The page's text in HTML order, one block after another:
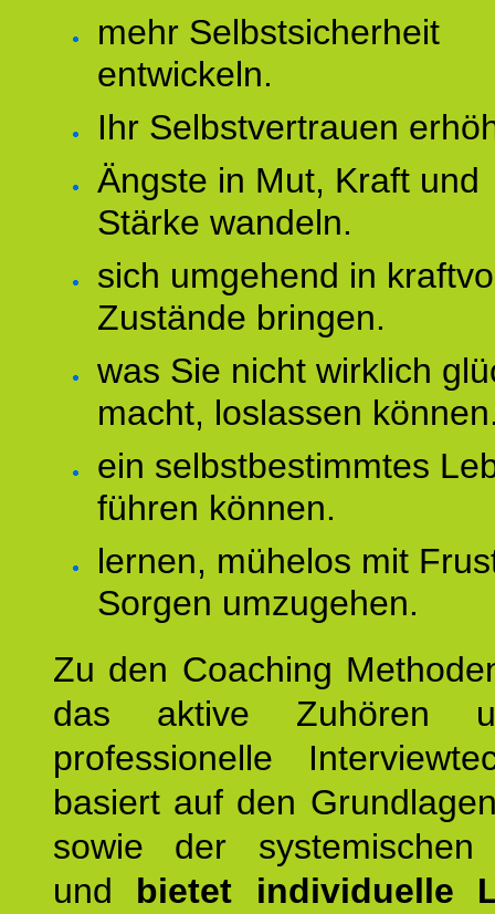
mehr Selbstsicherheit
entwickeln.
Ihr Selbstvertrauen
Ängste in Mut, Kraft und
Stärke wandeln.
sich umgehend in
Zustände bringen.
was Sie nicht wirklich
macht, loslassen
ein selbstbestimmtes
führen können.
lernen, mühelos mit
Sorgen umzugehen.
Zu den Coaching
das aktive Zuhören
professionelle
basiert auf den
sowie der systemischen
und bietet individuelle